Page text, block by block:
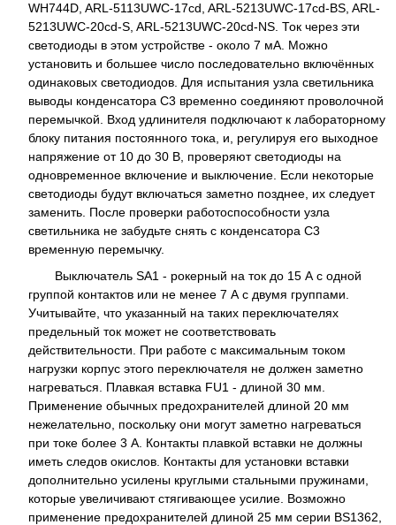
WH744D, ARL-5113UWC-17cd, ARL-5213UWC-17cd-BS, ARL-
5213UWC-20cd-S, ARL-5213UWC-20cd-NS. Ток через эти
светодиоды в этом устройстве - около 7 мА. Можно
установить и большее число последовательно включённых
одинаковых светодиодов. Для испытания узла светильника
выводы конденсатора C3 временно соединяют проволочной
перемычкой. Вход удлинителя подключают к лабораторному
блоку питания постоянного тока, и, регулируя его выходное
напряжение от 10 до 30 В, проверяют светодиоды на
одновременное включение и выключение. Если некоторые
светодиоды будут включаться заметно позднее, их следует
заменить. После проверки работоспособности узла
светильника не забудьте снять с конденсатора C3
временную перемычку.
Выключатель SA1 - рокерный на ток до 15 А с одной
группой контактов или не менее 7 А с двумя группами.
Учитывайте, что указанный на таких переключателях
предельный ток может не соответствовать
действительности. При работе с максимальным током
нагрузки корпус этого переключателя не должен заметно
нагреваться. Плавкая вставка FU1 - длиной 30 мм.
Применение обычных предохранителей длиной 20 мм
нежелательно, поскольку они могут заметно нагреваться
при токе более 3 А. Контакты плавкой вставки не должны
иметь следов окислов. Контакты для установки вставки
дополнительно усилены круглыми стальными пружинами,
которые увеличивают стягивающее усилие. Возможно
применение предохранителей длиной 25 мм серии BS1362,